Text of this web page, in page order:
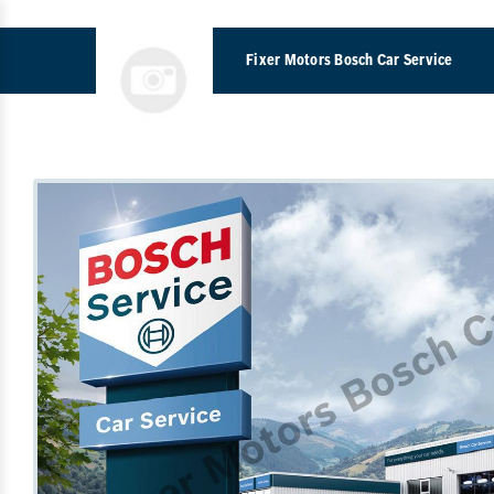
Fixer Motors Bosch Car Service
Araç Bakım & Onarım
Muayene Ve Bakım
15 Adım Kontrol
Kış Bakımı
Periyodik Bakım
Fren Sistemleri
Fren Onarımı
Disk Balata Değişimi